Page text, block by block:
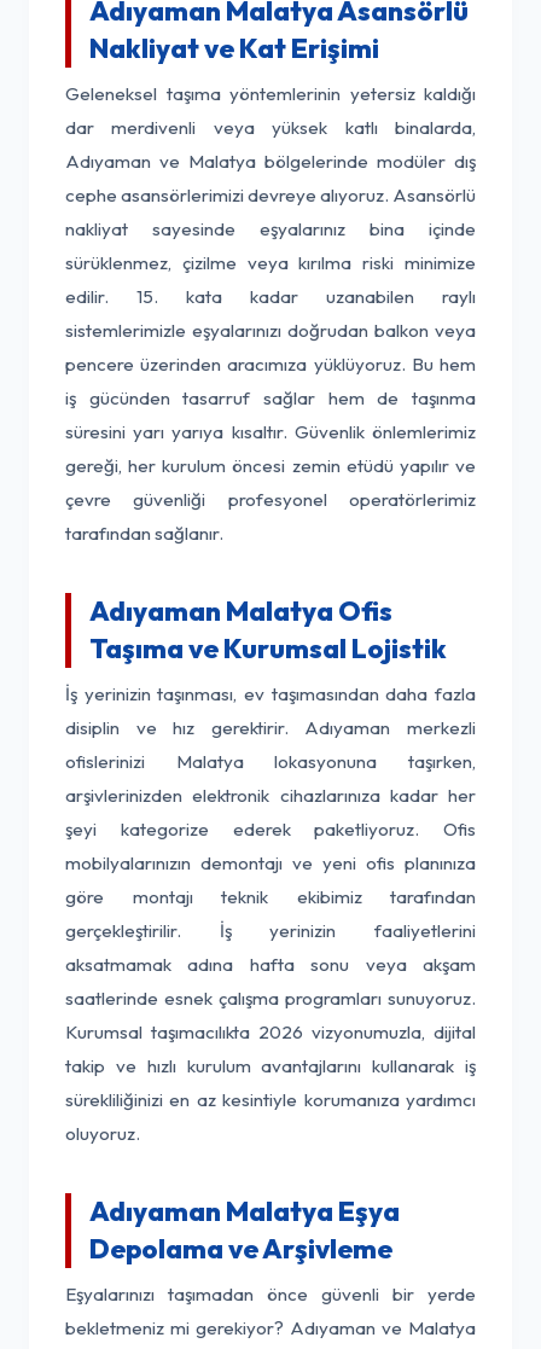
Adıyaman Malatya Asansörlü
Nakliyat ve Kat Erişimi
Geleneksel taşıma yöntemlerinin yetersiz kaldığı
dar merdivenli veya yüksek katlı binalarda,
Adıyaman ve Malatya bölgelerinde modüler dış
cephe asansörlerimizi devreye alıyoruz. Asansörlü
nakliyat sayesinde eşyalarınız bina içinde
sürüklenmez, çizilme veya kırılma riski minimize
edilir. 15. kata kadar uzanabilen raylı
sistemlerimizle eşyalarınızı doğrudan balkon veya
pencere üzerinden aracımıza yüklüyoruz. Bu hem
iş gücünden tasarruf sağlar hem de taşınma
süresini yarı yarıya kısaltır. Güvenlik önlemlerimiz
gereği, her kurulum öncesi zemin etüdü yapılır ve
çevre güvenliği profesyonel operatörlerimiz
tarafından sağlanır.
Adıyaman Malatya Ofis
Taşıma ve Kurumsal Lojistik
İş yerinizin taşınması, ev taşımasından daha fazla
disiplin ve hız gerektirir. Adıyaman merkezli
ofislerinizi Malatya lokasyonuna taşırken,
arşivlerinizden elektronik cihazlarınıza kadar her
şeyi kategorize ederek paketliyoruz. Ofis
mobilyalarınızın demontajı ve yeni ofis planınıza
göre montajı teknik ekibimiz tarafından
gerçekleştirilir. İş yerinizin faaliyetlerini
aksatmamak adına hafta sonu veya akşam
saatlerinde esnek çalışma programları sunuyoruz.
Kurumsal taşımacılıkta 2026 vizyonumuzla, dijital
takip ve hızlı kurulum avantajlarını kullanarak iş
sürekliliğinizi en az kesintiyle korumanıza yardımcı
oluyoruz.
Adıyaman Malatya Eşya
Depolama ve Arşivleme
Eşyalarınızı taşımadan önce güvenli bir yerde
bekletmeniz mi gerekiyor? Adıyaman ve Malatya